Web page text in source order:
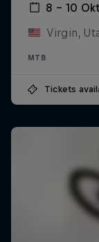
8 – 10
Virgin,
MTB
Tickets